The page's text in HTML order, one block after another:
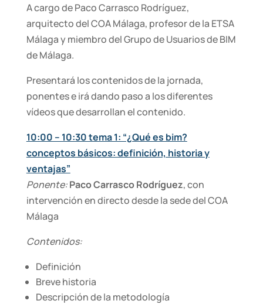
A cargo de Paco Carrasco Rodríguez,
arquitecto del COA Málaga, profesor de la ETSA
Málaga y miembro del Grupo de Usuarios de BIM
de Málaga.
Presentará los contenidos de la jornada,
ponentes e irá dando paso a los diferentes
vídeos que desarrollan el contenido.
10:00 – 10:30 tema 1: “¿Qué es bim?
conceptos básicos: definición, historia y
ventajas”
Ponente:Paco Carrasco Rodríguez, con
intervención en directo desde la sede del COA
Málaga
Contenidos:
Definición
Breve historia
Descripción de la metodología